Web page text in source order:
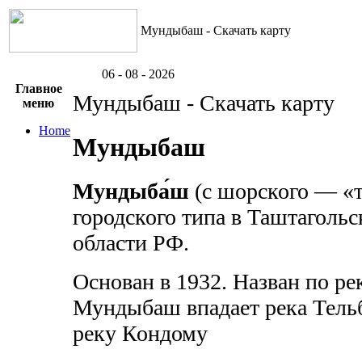
Мундыбаш - Скачать карту
06 - 08 - 2026
Главное
меню
Home
Мундыбаш - Скачать карту
Мундыбаш
Мундыба́ш (с шорского —
городского типа в
области РФ.
Основан в 1932. Назван по
Мундыбаш впадает река
реку Кондому